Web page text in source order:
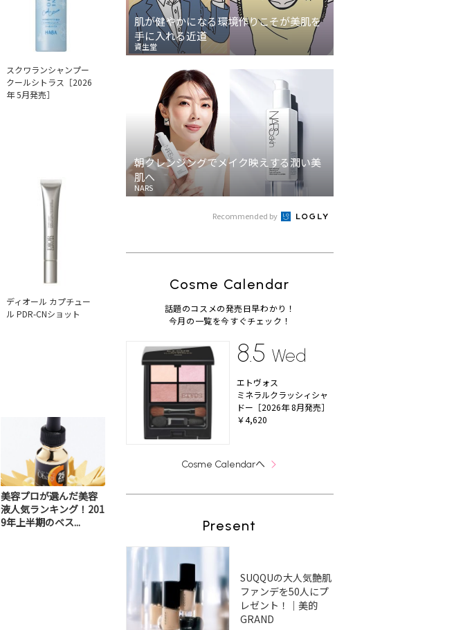
スクワランシャンプー
クールシトラス［2026
年 5月発売］
ディオール カプチュー
ル PDR-CNショット
美容プロが選んだ美容
液人気ランキング！201
9年上半期のベス...
肌が健やかになる環境作りこそが美肌を
手に入れる近道
資生堂
朝クレンジングでメイク映えする潤い美
肌へ
NARS
Recommended by
Cosme Calendar
話題のコスメの発売日早わかり！
今月の一覧を今すぐチェック！
8.5 Wed
エトヴォス
ミネラルクラッシィシャ
ドー［2026年 8月発売］
￥4,620
Cosme Calendarへ
Present
SUQQUの大人気艶肌
ファンデを50人にプ
レゼント！｜美的
GRAND